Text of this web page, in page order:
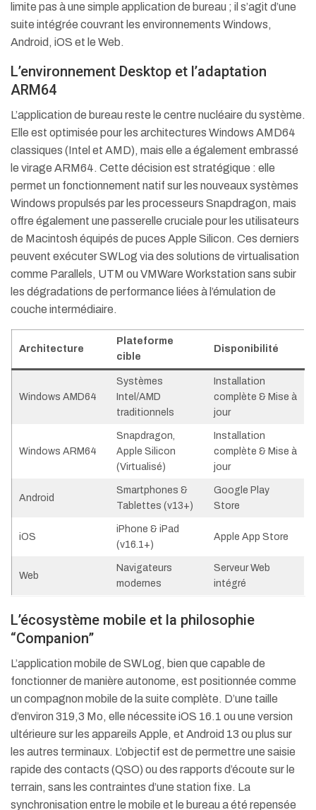
limite pas à une simple application de bureau ; il s’agit d’une
suite intégrée couvrant les environnements Windows,
Android, iOS et le Web.
L’environnement Desktop et l’adaptation
ARM64
L’application de bureau reste le centre nucléaire du système.
Elle est optimisée pour les architectures Windows AMD64
classiques (Intel et AMD), mais elle a également embrassé
le virage ARM64. Cette décision est stratégique : elle
permet un fonctionnement natif sur les nouveaux systèmes
Windows propulsés par les processeurs Snapdragon, mais
offre également une passerelle cruciale pour les utilisateurs
de Macintosh équipés de puces Apple Silicon. Ces derniers
peuvent exécuter SWLog via des solutions de virtualisation
comme Parallels, UTM ou VMWare Workstation sans subir
les dégradations de performance liées à l’émulation de
couche intermédiaire.
Architecture
Plateforme
cible
Disponibilité
Windows AMD64
Systèmes
Intel/AMD
traditionnels
Installation
complète & Mise à
jour
Windows ARM64
Snapdragon,
Apple Silicon
(Virtualisé)
Installation
complète & Mise à
jour
Android
Smartphones &
Tablettes (v13+)
Google Play
Store
iOS
iPhone & iPad
(v16.1+)
Apple App Store
Web
Navigateurs
modernes
Serveur Web
intégré
L’écosystème mobile et la philosophie
“Companion”
L’application mobile de SWLog, bien que capable de
fonctionner de manière autonome, est positionnée comme
un compagnon mobile de la suite complète. D’une taille
d’environ 319,3 Mo, elle nécessite iOS 16.1 ou une version
ultérieure sur les appareils Apple, et Android 13 ou plus sur
les autres terminaux. L’objectif est de permettre une saisie
rapide des contacts (QSO) ou des rapports d’écoute sur le
terrain, sans les contraintes d’une station fixe. La
synchronisation entre le mobile et le bureau a été repensée